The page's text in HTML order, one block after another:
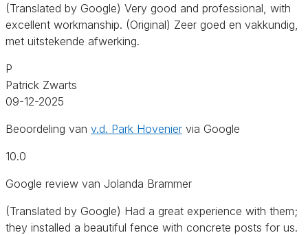
(Translated by Google) Very good and professional, with
excellent workmanship. (Original) Zeer goed en vakkundig,
met uitstekende afwerking.
P
Patrick Zwarts
09-12-2025
Beoordeling van v.d. Park Hovenier via Google
10.0
Google review van Jolanda Brammer
(Translated by Google) Had a great experience with them;
they installed a beautiful fence with concrete posts for us.